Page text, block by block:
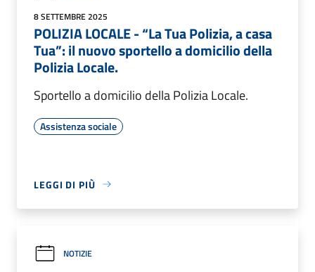
8 SETTEMBRE 2025
POLIZIA LOCALE - “La Tua Polizia, a casa
Tua”: il nuovo sportello a domicilio della
Polizia Locale.
Sportello a domicilio della Polizia Locale.
Assistenza sociale
LEGGI DI PIÙ
NOTIZIE